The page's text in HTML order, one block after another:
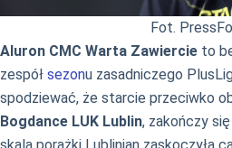
Fot.
Aluron CMC Warta Zawiercie to
zespół sezonu zasadniczego
spodziewać, że starcie przeciwko
Bogdance LUK Lublin, zakończy
skala porażki Lublinian zaskoczyła